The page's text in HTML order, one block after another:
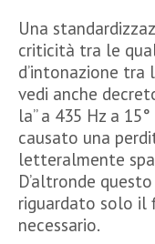
Una
criticità tra le
d’intonazione tra
vedi anche
la” a 435 Hz a
causato una
letteralmente
D’altronde
riguardato solo il
necessario.